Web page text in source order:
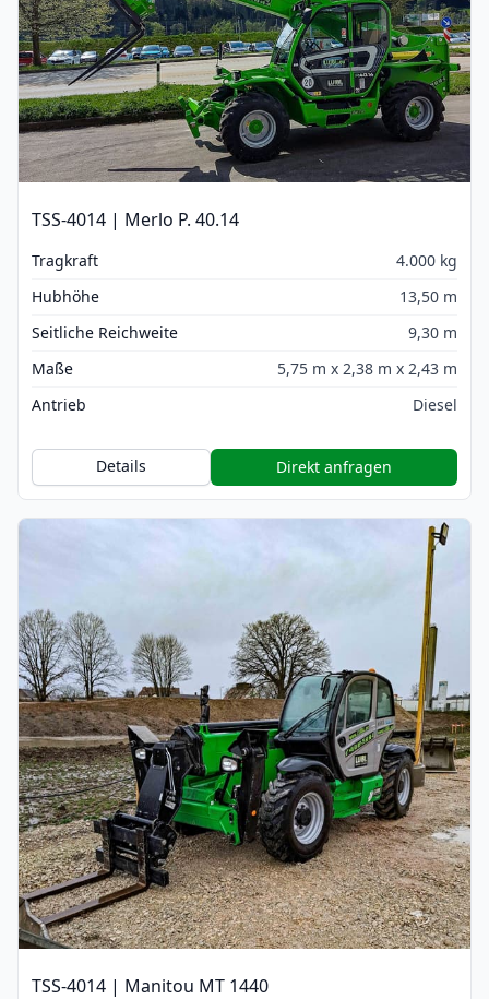
TSS-4014 | Merlo P. 40.14
Tragkraft
4.000 kg
Hubhöhe
13,50 m
Seitliche Reichweite
9,30 m
Maße
5,75 m x 2,38 m x 2,43 m
Antrieb
Diesel
Details Direkt anfragen
TSS-4014 | Manitou MT 1440